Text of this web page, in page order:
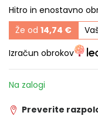
Hitro in enostavno
Že od 14,74 €
Izračun obrokov
Na zalogi
Preverite